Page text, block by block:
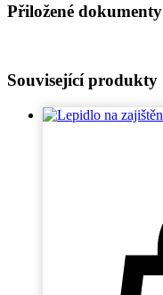
Přiložené dokumenty
Související produkty